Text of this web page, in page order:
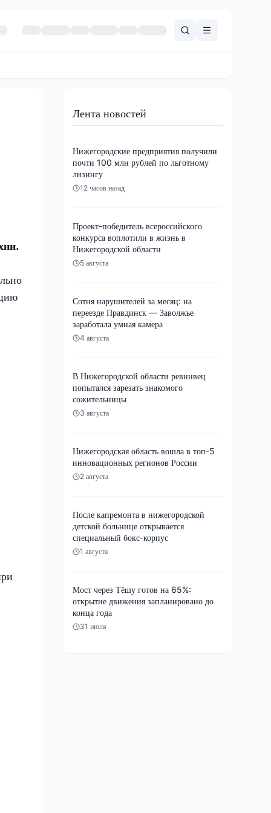
Лента новостей
Нижегородские предприятия получили
почти 100 млн рублей по льготному
лизингу
12 часов назад
Проект-победитель всероссийского
конкурса воплотили в жизнь в
Нижегородской области
5 августа
Сотня нарушителей за месяц: на
переезде Правдинск — Заволжье
заработала умная камера
4 августа
В Нижегородской области ревнивец
попытался зарезать знакомого
сожительницы
3 августа
Нижегородская область вошла в топ-5
инновационных регионов России
2 августа
После капремонта в нижегородской
детской больнице открывается
специальный бокс-корпус
1 августа
Мост через Тёшу готов на 65%:
открытие движения запланировано до
конца года
31 июля